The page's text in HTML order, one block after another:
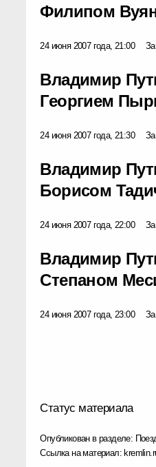
Филипом
24 июня 2007 года, 21:00
Владимир
Георгием
24 июня 2007 года, 21:30
Владимир
Борисом
24 июня 2007 года, 22:00
Владимир
Степаном
24 июня 2007 года, 23:00
Статус материала
Опубликован в разделе:
Ссылка на материал: